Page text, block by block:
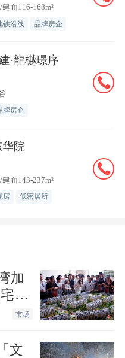
质？”在项目座
中建京东公司党支
发问，更是压在
头。以往的安置
了常态。但中建
面116-168m²
铁沿线 品牌房企
·龍樾璟序
牌房企
华院
面143-237m²
房 低密居所
加
去
市场
文